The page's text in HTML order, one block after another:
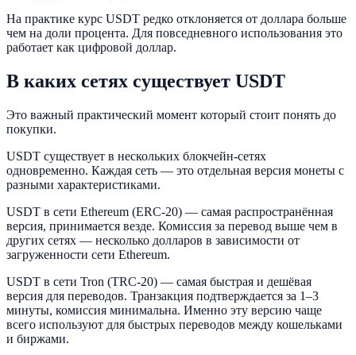
На практике курс USDT редко отклоняется от доллара больше
чем на доли процента. Для повседневного использования это
работает как цифровой доллар.
В каких сетях существует USDT
Это важный практический момент который стоит понять до
покупки.
USDT существует в нескольких блокчейн-сетях
одновременно. Каждая сеть — это отдельная версия монеты с
разными характеристиками.
USDT в сети Ethereum (ERC-20) — самая распространённая
версия, принимается везде. Комиссия за перевод выше чем в
других сетях — несколько долларов в зависимости от
загруженности сети Ethereum.
USDT в сети Tron (TRC-20) — самая быстрая и дешёвая
версия для переводов. Транзакция подтверждается за 1–3
минуты, комиссия минимальна. Именно эту версию чаще
всего используют для быстрых переводов между кошельками
и биржами.